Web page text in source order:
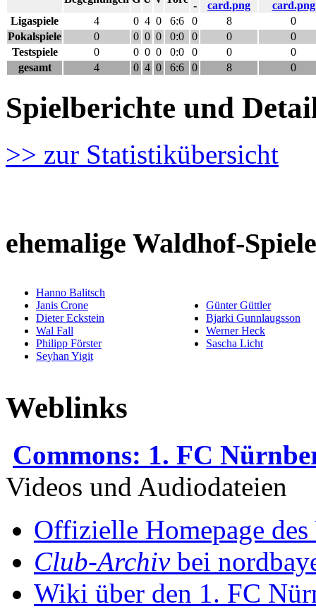
-
Ligaspiele
4 0 4 0 6:6 0 8
0
Pokalspiele
0 0 0 0 0:0 0 0
0
Testspiele
0 0 0 0 0:0 0 0
0
gesamt
4 0 4 0 6:6 0 8 0
Spielberichte und
>> zur Statistikübersicht
ehemalige Waldhof-
Hanno Balitsch
Janis Crone
Dieter Eckstein
Wal Fall
Philipp Förster
Seyhan Yigit
Günter Güttler
Bjarki Gunnlaugsson
Werner Heck
Sascha Licht
Weblinks
Commons: 1. FC
Videos und Audiodateien
Offizielle Homepage des
Club-Archivbei
Wiki über den 1. FC